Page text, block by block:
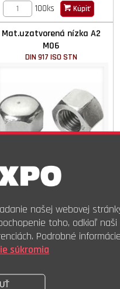
100ks
Kúpiť
Mat.uzatvorená nízka A2
M06
DIN 917 ISO STN
4,43 € s DPH
3,60 € bez DPH
100ks
našej webovej
toho, odkiaľ naši
Podrobné
súkromia